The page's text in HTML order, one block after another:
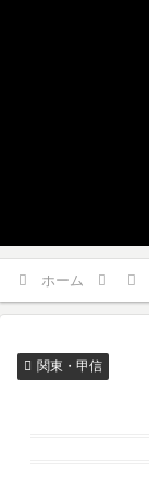
ホーム
関東・甲信